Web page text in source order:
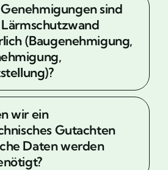
sind
(Baugenehmigung,
wir ein
Gutachten
Daten werden